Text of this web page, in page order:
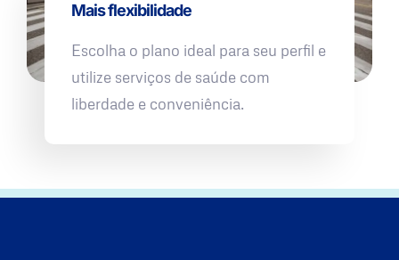
Mais flexibilidade
Escolha o plano ideal para seu perfil e
utilize serviços de saúde com
liberdade e conveniência.